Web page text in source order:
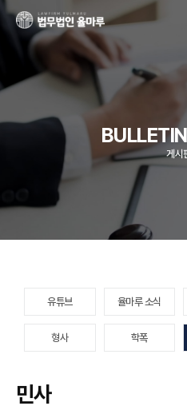
게시
유튜브 율마루 소식
형사 학폭
민사